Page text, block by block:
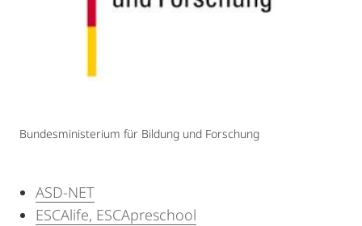
Bundesministerium für Bildung und Forschung
ASD-NET
ESCAlife, ESCApreschool